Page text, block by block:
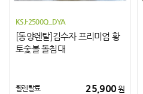
KSJ-2500Q_DYA
[동양렌탈]김수자 프리미엄 황
토숯볼 돌침대
월렌탈료 25,900원